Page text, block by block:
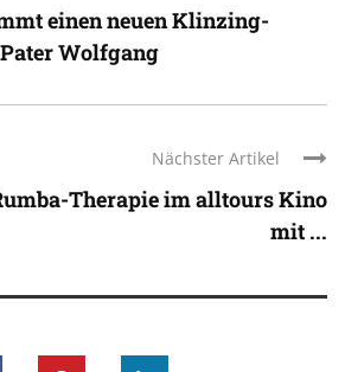
einen neuen Klinzing-
Wolfgang
Nächster Artikel
Therapie im alltours Kino
mit ...